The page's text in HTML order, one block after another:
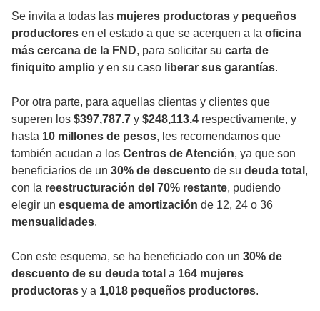
Se invita a todas las mujeres productoras y pequeños
productores en el estado a que se acerquen a la oficina
más cercana de la FND, para solicitar su carta de
finiquito amplio y en su caso liberar sus garantías.
Por otra parte, para aquellas clientas y clientes que
superen los $397,787.7 y $248,113.4 respectivamente, y
hasta 10 millones de pesos, les recomendamos que
también acudan a los Centros de Atención, ya que son
beneficiarios de un 30% de descuento de su deuda total ,
con la reestructuración del 70% restante, pudiendo
elegir un esquema de amortización de 12, 24 o 36
mensualidades.
Con este esquema, se ha beneficiado con un 30% de
descuento de su deuda total a 164 mujeres
productoras y a 1,018 pequeños productores.